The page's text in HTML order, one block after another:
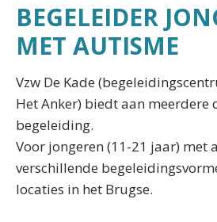
BEGELEIDER
MET AUTISME
Vzw De Kade
Het Anker) biedt aan meerdere
begeleiding.
Voor jongeren (11-21 jaar) met
verschillende
locaties in het Brugse.